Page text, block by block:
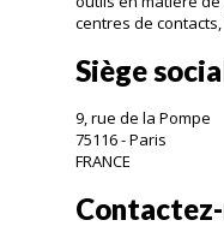
centres de contacts,
Siège
9, rue de la Pompe
75116 - Paris
FRANCE